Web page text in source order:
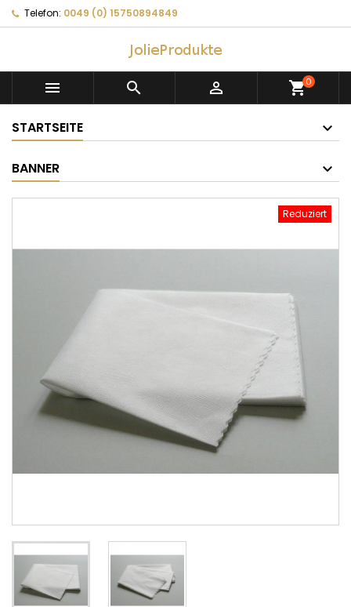
Telefon: 0049 (0) 15750894849
   shopping_cart0
STARTSEITE
BANNER
Reduziert